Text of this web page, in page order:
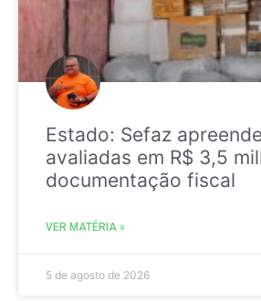
Estado: Sefaz
avaliadas em R$ 3,5
documentação fiscal
VER MATÉRIA »
5 de agosto de 2026